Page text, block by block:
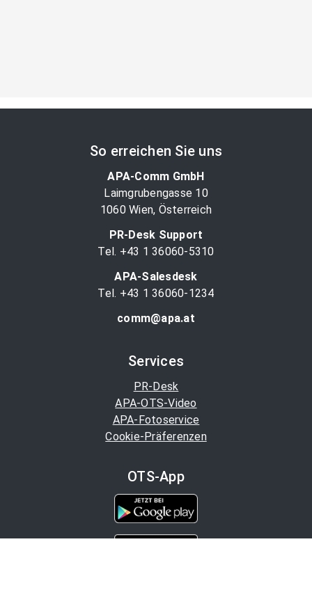
So erreichen Sie uns
APA-Comm GmbH
Laimgrubengasse 10
1060 Wien, Österreich
PR-Desk Support
Tel. +43 1 36060-5310
APA-Salesdesk
Tel. +43 1 36060-1234
comm@apa.at
Services
PR-Desk
APA-OTS-Video
APA-Fotoservice
Cookie-Präferenzen
OTS-App